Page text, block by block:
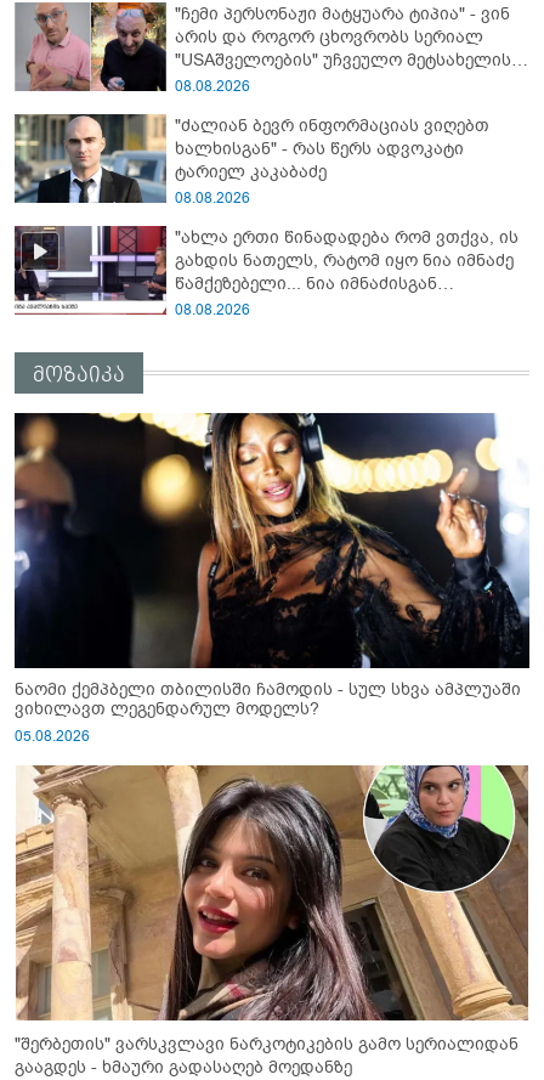
"ჩემი პერსონაჟი მატყუარა ტიპია" - ვინ
არის და როგორ ცხოვრობს სერიალ
"USAშველოების" უჩვეულო მეტსახელის
მქონე პოპულარული გმირი რეალურ
08.08.2026
"ძალიან ბევრ ინფორმაციას ვიღებთ
ხალხისგან" - რას წერს ადვოკატი
ტარიელ კაკაბაძე
08.08.2026
"ახლა ერთი წინადადება რომ ვთქვა, ის
გახდის ნათელს, რატომ იყო ნია იმნაძე
წამქეზებელი... ნია იმნაძისგან
გამოსული ინფორმაციაა ეს" - რას
08.08.2026
მოზაიკა
ნაომი ქემპბელი თბილისში ჩამოდის - სულ სხვა ამპლუაში
ვიხილავთ ლეგენდარულ მოდელს?
05.08.2026
"შერბეთის" ვარსკვლავი ნარკოტიკების გამო სერიალიდან
გააგდეს - ხმაური გადასაღებ მოედანზე